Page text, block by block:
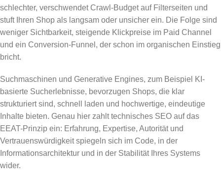
schlechter, verschwendet Crawl-Budget auf Filterseiten und
stuft Ihren Shop als langsam oder unsicher ein. Die Folge sind
weniger Sichtbarkeit, steigende Klickpreise im Paid Channel
und ein Conversion-Funnel, der schon im organischen Einstieg
bricht.
Suchmaschinen und Generative Engines, zum Beispiel KI-
basierte Sucherlebnisse, bevorzugen Shops, die klar
strukturiert sind, schnell laden und hochwertige, eindeutige
Inhalte bieten. Genau hier zahlt technisches SEO auf das
EEAT-Prinzip ein: Erfahrung, Expertise, Autorität und
Vertrauenswürdigkeit spiegeln sich im Code, in der
Informationsarchitektur und in der Stabilität Ihres Systems
wider.